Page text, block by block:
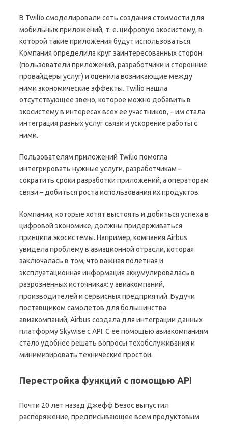
В Twilio смоделировали сеть создания стоимости для
мобильных приложений, т. е. цифровую экосистему, в
которой такие приложения будут использоваться.
Компания определила круг заинтересованных сторон
(пользователи приложений, разработчики и сторонние
провайдеры услуг) и оценила возникающие между
ними экономические эффекты. Twilio нашла
отсутствующее звено, которое можно добавить в
экосистему в интересах всех ее участников, – им стала
интеграция разных услуг связи и ускорение работы с
ними.
Пользователям приложений Twilio помогла
интегрировать нужные услуги, разработчикам –
сократить сроки разработки приложений, а операторам
связи – добиться роста использования их продуктов.
Компании, которые хотят выстоять и добиться успеха в
цифровой экономике, должны придерживаться
принципа экосистемы. Например, компания Airbus
увидела проблему в авиационной отрасли, которая
заключалась в том, что важная полетная и
эксплуатационная информация аккумулировалась в
разрозненных источниках: у авиакомпаний,
производителей и сервисных предприятий. Будучи
поставщиком самолетов для большинства
авиакомпаний, Airbus создала для интеграции данных
платформу Skywise с API. С ее помощью авиакомпаниям
стало удобнее решать вопросы техобслуживания и
минимизировать технические простои.
Перестройка функций с помощью API
Почти 20 лет назад Джефф Безос выпустил
распоряжение, предписывающее всем продуктовым